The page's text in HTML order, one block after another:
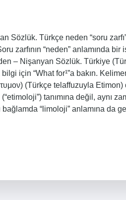
Sözlük. Türkçe neden “soru
zarfının “neden” anlamında bir
– Nişanyan Sözlük. Türkiye
için “What for¹”a bakın.
(Türkçe telaffuzuyla Etimon)
tanımına değil, aynı
“limoloji” anlamına da